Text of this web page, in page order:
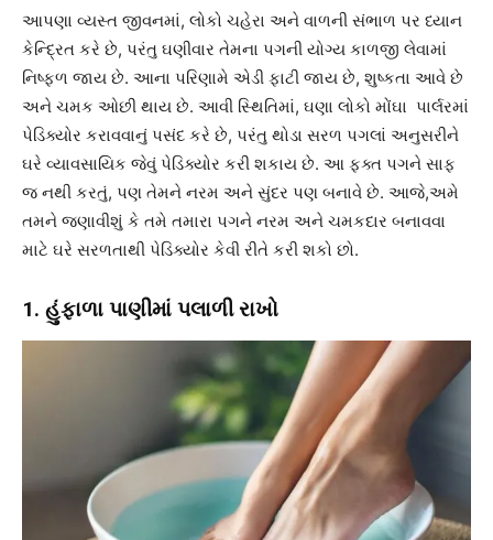
આપણા વ્યસ્ત જીવનમાં, લોકો ચહેરા અને વાળની સંભાળ પર ધ્યાન
કેન્દ્રિત કરે છે, પરંતુ ઘણીવાર તેમના પગની યોગ્ય કાળજી લેવામાં
નિષ્ફળ જાય છે. આના પરિણામે એડી ફાટી જાય છે, શુષ્કતા આવે છે
અને ચમક ઓછી થાય છે. આવી સ્થિતિમાં, ઘણા લોકો મોંઘા પાર્લરમાં
પેડિક્યોર કરાવવાનું પસંદ કરે છે, પરંતુ થોડા સરળ પગલાં અનુસરીને
ઘરે વ્યાવસાયિક જેવું પેડિક્યોર કરી શકાય છે. આ ફક્ત પગને સાફ
જ નથી કરતું, પણ તેમને નરમ અને સુંદર પણ બનાવે છે. આજે,અમે
તમને જણાવીશું કે તમે તમારા પગને નરમ અને ચમકદાર બનાવવા
માટે ઘરે સરળતાથી પેડિક્યોર કેવી રીતે કરી શકો છો.
1. હુંફાળા પાણીમાં પલાળી રાખો